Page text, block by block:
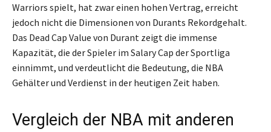
Warriors spielt, hat zwar einen hohen Vertrag, erreicht
jedoch nicht die Dimensionen von Durants Rekordgehalt.
Das Dead Cap Value von Durant zeigt die immense
Kapazität, die der Spieler im Salary Cap der Sportliga
einnimmt, und verdeutlicht die Bedeutung, die NBA
Gehälter und Verdienst in der heutigen Zeit haben.
Vergleich der NBA mit anderen